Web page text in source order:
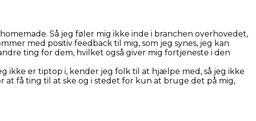
Så jeg føler mig ikke inde i branchen overhovedet,
med positiv feedback til mig, som jeg synes, jeg kan
ting for dem, hvilket også giver mig fortjeneste i den
ikke er tiptop i, kender jeg folk til at hjælpe med, så jeg ikke
få ting til at ske og i stedet for kun at bruge det på mig,